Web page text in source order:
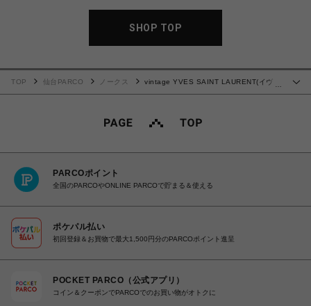
SHOP TOP
TOP 仙台PARCO ノークス
vintage YVES SAINT LAURENT(イヴ・
PARCOポイント
全国のPARCOやONLINE PARCOで貯まる＆使える
ポケパル払い
初回登録＆お買物で最大1,500円分のPARCOポイント進呈
POCKET PARCO（公式アプリ）
コイン＆クーポンでPARCOでのお買い物がオトクに